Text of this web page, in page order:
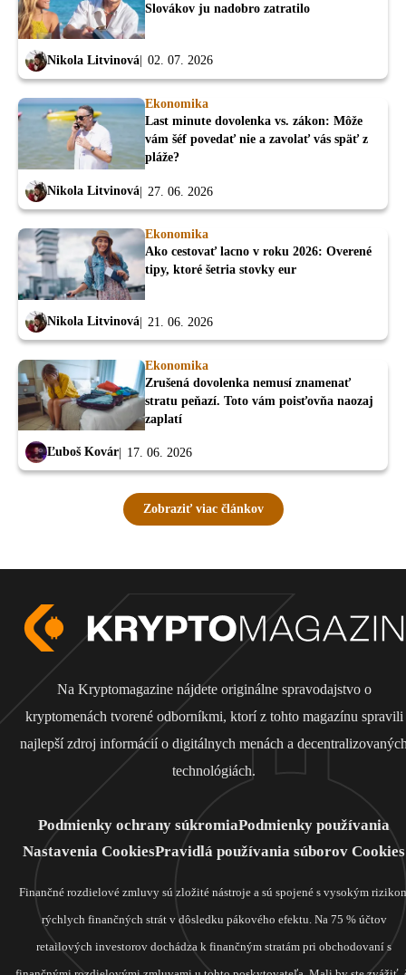
Slovákov ju nadobro zatratilo
Nikola Litvinová 02. 07. 2026
Ekonomika
Last minute dovolenka vs. zákon: Môže
vám šéf povedať nie a zavolať vás späť z
pláže?
Nikola Litvinová 27. 06. 2026
Ekonomika
Ako cestovať lacno v roku 2026: Overené
tipy, ktoré šetria stovky eur
Nikola Litvinová 21. 06. 2026
Ekonomika
Zrušená dovolenka nemusí znamenať
stratu peňazí. Toto vám poisťovňa naozaj
zaplatí
Ľuboš Kovár 17. 06. 2026
Zobraziť viac článkov
Na Kryptomagazine nájdete originálne spravodajstvo o
kryptomenách tvorené odborníkmi, ktorí z tohto magazínu spravili
najlepší zdroj informácií o digitálnych menách a
technológiách.
Podmienky ochrany súkromiaPodmienky používania
Nastavenia CookiesPravidlá používania súborov Cookies
Finančné rozdielové zmluvy sú zložité nástroje a sú spojené s vysokým
rýchlych finančných strát v dôsledku pákového efektu. Na 75 % účtov
retailových investorov dochádza k finančným stratám pri obchodovaní s